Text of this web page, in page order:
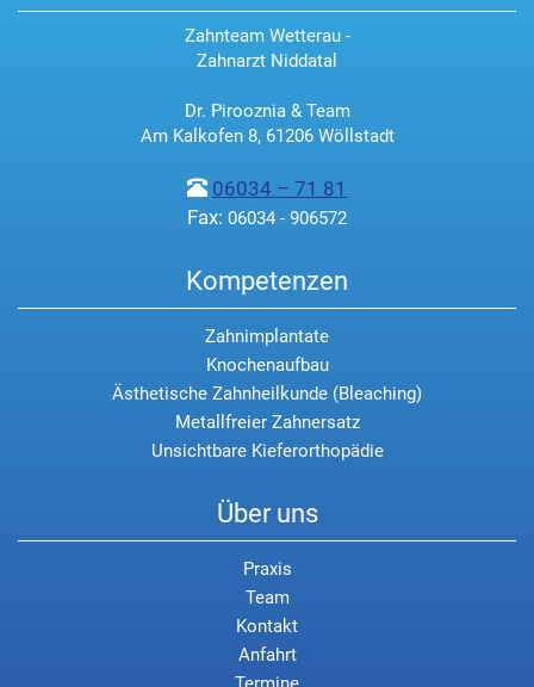
Zahnteam Wetterau -
Zahnarzt Niddatal
Dr. Pirooznia & Team
Am Kalkofen 8, 61206 Wöllstadt
06034 – 71 81
Fax: 06034 - 906572
Kompetenzen
Zahnimplantate
Knochenaufbau
Ästhetische Zahnheilkunde (Bleaching)
Metallfreier Zahnersatz
Unsichtbare Kieferorthopädie
Über uns
Praxis
Team
Kontakt
Anfahrt